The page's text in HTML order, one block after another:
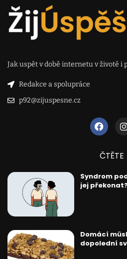
Jak uspět v době internetu v životě i
Redakce a spolupráce
p92@zijuspesne.cz
ČTĚTE
Syndrom
jej
Domácí
dopolední